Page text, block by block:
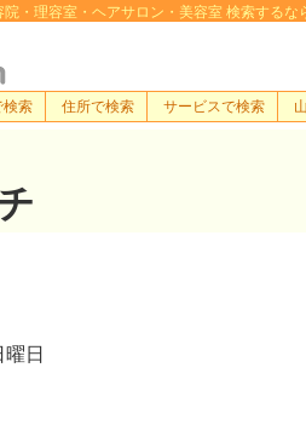
・理容室・ヘアサロン・美容室 検索するな
検索 住所で検索 サービスで検索
日